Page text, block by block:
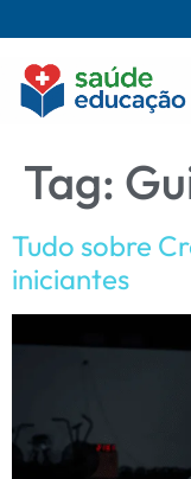
Tag:
Tudo sobre
iniciantes